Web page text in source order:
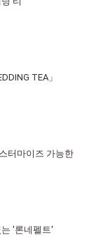
TEA」
터마이즈 가능한
'론네펠트'